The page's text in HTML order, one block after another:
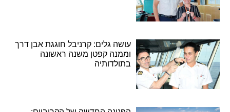
עושה גלים: קרניבל חוגגת אבן דרך
וממנה קפטן משנה ראשונה
בתולדותיה